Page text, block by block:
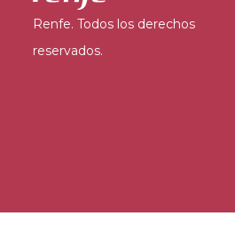
Renfe. Todos los derechos
reservados.